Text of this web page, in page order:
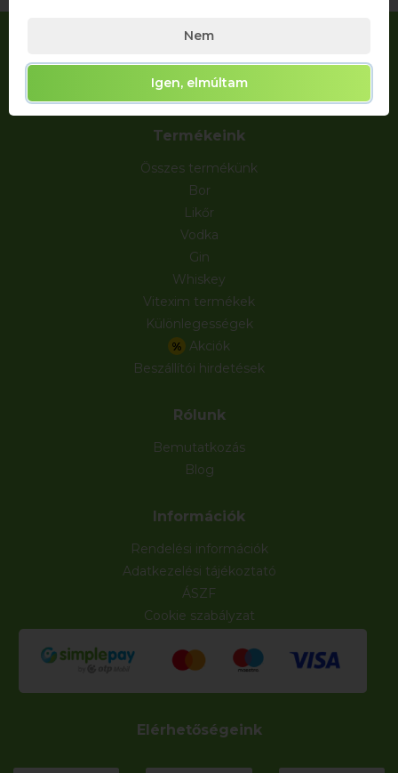
Termékeink
Összes termékünk
Bor
Likőr
Vodka
Gin
Whiskey
Vitexim termékek
Különlegességek
% Akciók
Beszállítói hirdetések
Rólunk
Bemutatkozás
Blog
Információk
Rendelési információk
Adatkezelési tájékoztató
ÁSZF
Cookie szabályzat
Elérhetőségeink
Nem
Igen, elmúltam